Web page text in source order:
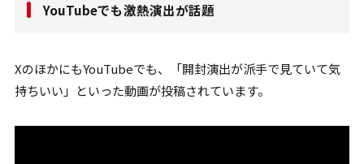
YouTubeでも激熱演出が話題
XのほかにもYouTubeでも、「開封演出が派手で見ていて気
持ちいい」といった動画が投稿されています。